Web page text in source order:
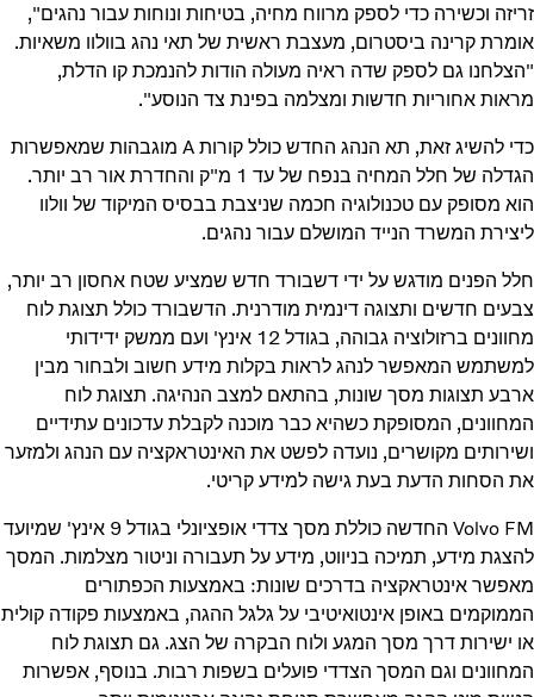
זריזה וכשירה כדי לספק מרווח מחיה, בטיחות ונוחות עבור נהגים",
אומרת קרינה ביסטרום, מעצבת ראשית של תאי נהג בוולוו משאיות.
"הצלחנו גם לספק שדה ראיה מעולה הודות להנמכת קו הדלת,
מראות אחוריות חדשות ומצלמה בפינת צד הנוסע".
כדי להשיג זאת, תא הנהג החדש כולל קורות A מוגבהות שמאפשרות
הגדלה של חלל המחיה בנפח של עד 1 מ"ק והחדרת אור רב יותר.
הוא מסופק עם טכנולוגיה חכמה שניצבת בבסיס המיקוד של וולוו
ליצירת המשרד הנייד המושלם עבור נהגים.
חלל הפנים מודגש על ידי דשבורד חדש שמציע שטח אחסון רב יותר,
צבעים חדשים ותצוגה דינמית מודרנית. הדשבורד כולל תצוגת לוח
מחוונים ברזולוציה גבוהה, בגודל 12 אינץ' ועם ממשק ידידותי
למשתמש המאפשר לנהג לראות בקלות מידע חשוב ולבחור מבין
ארבע תצוגות מסך שונות, בהתאם למצב הנהיגה. תצוגת לוח
המחוונים, המסופקת כשהיא כבר מוכנה לקבלת עדכונים עתידיים
ושירותים מקושרים, נועדה לפשט את האינטראקציה עם הנהג ולמזער
את הסחות הדעת בעת גישה למידע קריטי.
Volvo FM החדשה כוללת מסך צדדי אופציונלי בגודל 9 אינץ' שמיועד
להצגת מידע, תמיכה בניווט, מידע על תעבורה וניטור מצלמות. המסך
מאפשר אינטראקציה בדרכים שונות: באמצעות הכפתורים
הממוקמים באופן אינטואיטיבי על גלגל ההגה, באמצעות פקודה קולית
או ישירות דרך מסך המגע ולוח הבקרה של הצג. גם תצוגת לוח
המחוונים וגם המסך הצדדי פועלים בשפות רבות. בנוסף, אפשרות